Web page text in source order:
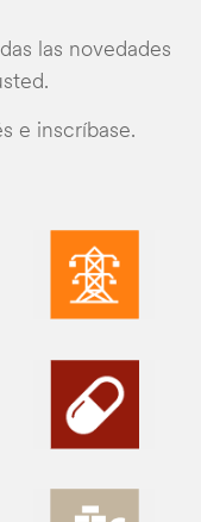
las novedades
e inscríbase.